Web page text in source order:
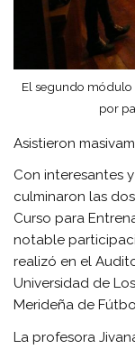
El segundo módulo
por
Asistieron
Con interesantes
culminaron las
Curso para
notable
realizó en el
Universidad de
Merideña de
La profesora